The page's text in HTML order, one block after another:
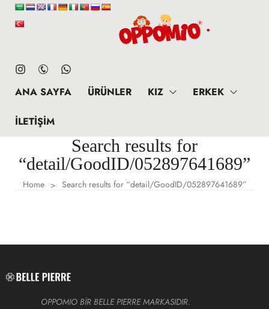
ANA SAYFA ÜRÜNLER KIZ ERKEK
İLETIŞIM
Search results for
“detail/GoodID/052897641689”
Home > Search results for “detail/GoodID/052897641689”
OPPOMIO BİR BELLE PIERRE MARKASIDIR.